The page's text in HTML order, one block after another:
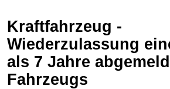
Kraftfahrzeug -
Wiederzulassung
als 7 Jahre
Fahrzeugs